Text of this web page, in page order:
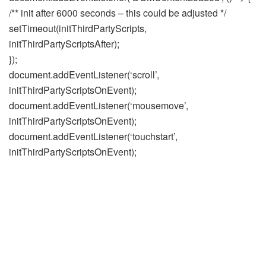
/** init after 6000 seconds – this could be adjusted */
setTimeout(initThirdPartyScripts,
initThirdPartyScriptsAfter);
});
document.addEventListener(‘scroll’,
initThirdPartyScriptsOnEvent);
document.addEventListener(‘mousemove’,
initThirdPartyScriptsOnEvent);
document.addEventListener(‘touchstart’,
initThirdPartyScriptsOnEvent);